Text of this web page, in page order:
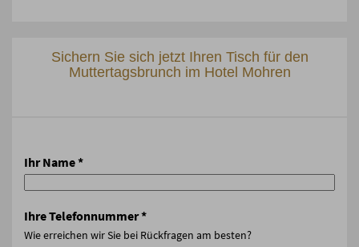
Sichern Sie sich jetzt Ihren Tisch für den
Muttertagsbrunch im Hotel Mohren
Ihr Name*
Ihre Telefonnummer*
Wie erreichen wir Sie bei Rückfragen am besten?